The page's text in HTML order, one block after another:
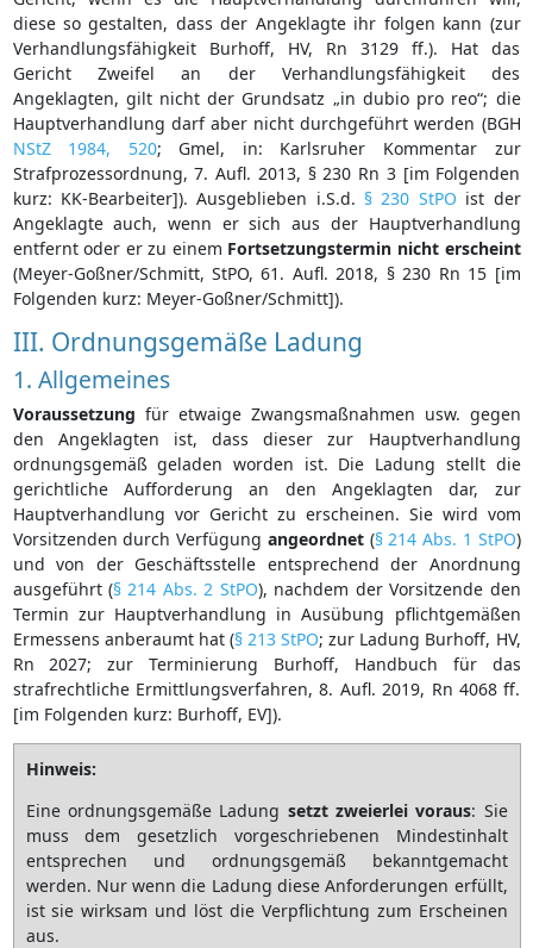
diese so gestalten, dass der Angeklagte ihr folgen kann (zur
Verhandlungsfähigkeit Burhoff, HV, Rn 3129 ff.). Hat das
Gericht Zweifel an der Verhandlungsfähigkeit des
Angeklagten, gilt nicht der Grundsatz „in dubio pro reo“; die
Hauptverhandlung darf aber nicht durchgeführt werden (BGH
NStZ 1984, 520; Gmel, in: Karlsruher Kommentar zur
Strafprozessordnung, 7. Aufl. 2013, § 230 Rn 3 [im Folgenden
kurz: KK-Bearbeiter]). Ausgeblieben i.S.d. § 230 StPO ist der
Angeklagte auch, wenn er sich aus der Hauptverhandlung
entfernt oder er zu einem Fortsetzungstermin nicht erscheint
(Meyer-Goßner/Schmitt, StPO, 61. Aufl. 2018, § 230 Rn 15 [im
Folgenden kurz: Meyer-Goßner/Schmitt]).
III. Ordnungsgemäße Ladung
1. Allgemeines
Voraussetzung für etwaige Zwangsmaßnahmen usw. gegen
den Angeklagten ist, dass dieser zur Hauptverhandlung
ordnungsgemäß geladen worden ist. Die Ladung stellt die
gerichtliche Aufforderung an den Angeklagten dar, zur
Hauptverhandlung vor Gericht zu erscheinen. Sie wird vom
Vorsitzenden durch Verfügung angeordnet(§ 214 Abs. 1 StPO)
und von der Geschäftsstelle entsprechend der Anordnung
ausgeführt (§ 214 Abs. 2 StPO), nachdem der Vorsitzende den
Termin zur Hauptverhandlung in Ausübung pflichtgemäßen
Ermessens anberaumt hat (§ 213 StPO; zur Ladung Burhoff, HV,
Rn 2027; zur Terminierung Burhoff, Handbuch für das
strafrechtliche Ermittlungsverfahren, 8. Aufl. 2019, Rn 4068 ff.
[im Folgenden kurz: Burhoff, EV]).
Hinweis:
Eine ordnungsgemäße Ladung setzt zweierlei voraus: Sie
muss dem gesetzlich vorgeschriebenen Mindestinhalt
entsprechen und ordnungsgemäß bekanntgemacht
werden. Nur wenn die Ladung diese Anforderungen erfüllt,
ist sie wirksam und löst die Verpflichtung zum Erscheinen
aus.